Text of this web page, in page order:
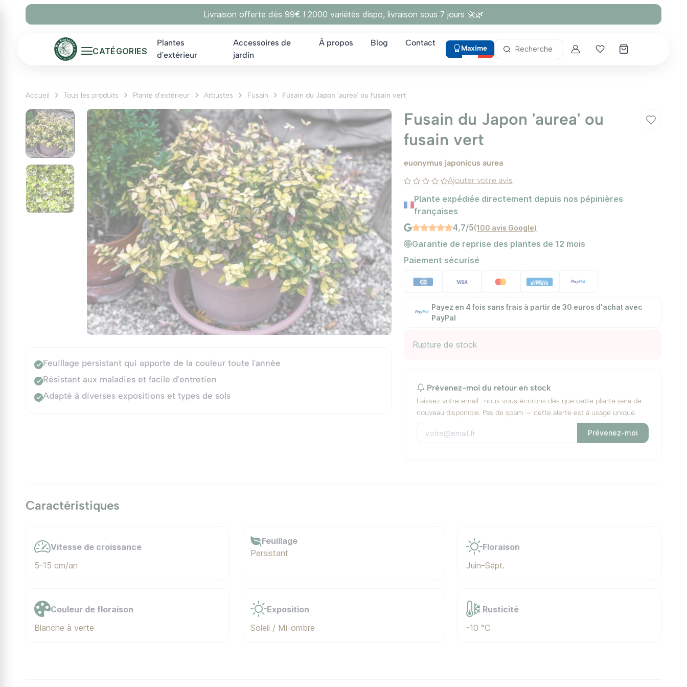
Livraison offerte dès 99€ ! 2000 variétés dispo, livraison sous 7 jours 🚀🌿
CATÉGORIES
Plantes
d'extérieur
Accessoires de
jardin
À propos Blog Contact
Maxime Recherche AccountMes coups de cœur
Accueil Tous les produits Plante d'extérieur Arbustes Fusain Fusain du Japon 'aurea' ou fusain vert
Feuillage persistant qui apporte de la couleur toute l'année
Résistant aux maladies et facile d'entretien
Adapté à diverses expositions et types de sols
Fusain du Japon 'aurea' ou
fusain vert
euonymus japonicus aurea
Ajouter votre avis
Plante expédiée directement depuis nos pépinières
françaises
4,7/5(100 avis Google)
Garantie de reprise des plantes de 12 mois
Paiement sécurisé
Payez en 4 fois sans frais à partir de 30 euros d'achat avec
PayPal
Rupture de stock
Prévenez-moi du retour en stock
Laissez votre email : nous vous écrirons dès que cette plante sera de
nouveau disponible. Pas de spam — cette alerte est à usage unique.
Prévenez-moi
Caractéristiques
Vitesse de croissance
5-15 cm/an
Feuillage
Persistant
Floraison
Juin–Sept.
Couleur de floraison
Blanche à verte
Exposition
Soleil / Mi-ombre
Rusticité
-10 °C
Panneau de gestion des cookies